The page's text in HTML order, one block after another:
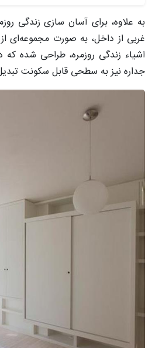
به علاوه، برای آسان سازی زندگی
غربی از داخل، به صورت مجموعه‌ای از
اشیاء زندگی روزمره، طراحی شده
جداره نیز به سطحی قابل سکونت